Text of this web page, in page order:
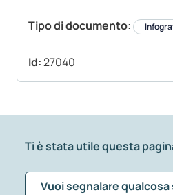
Tipo di documento:
Id:27040
Ti è stata utile questa
Vuoi segnalare